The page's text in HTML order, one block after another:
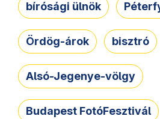
bírósági ülnök
Ördög-árok bisztró
Alsó-Jegenye-völgy
Budapest FotóFesztivál